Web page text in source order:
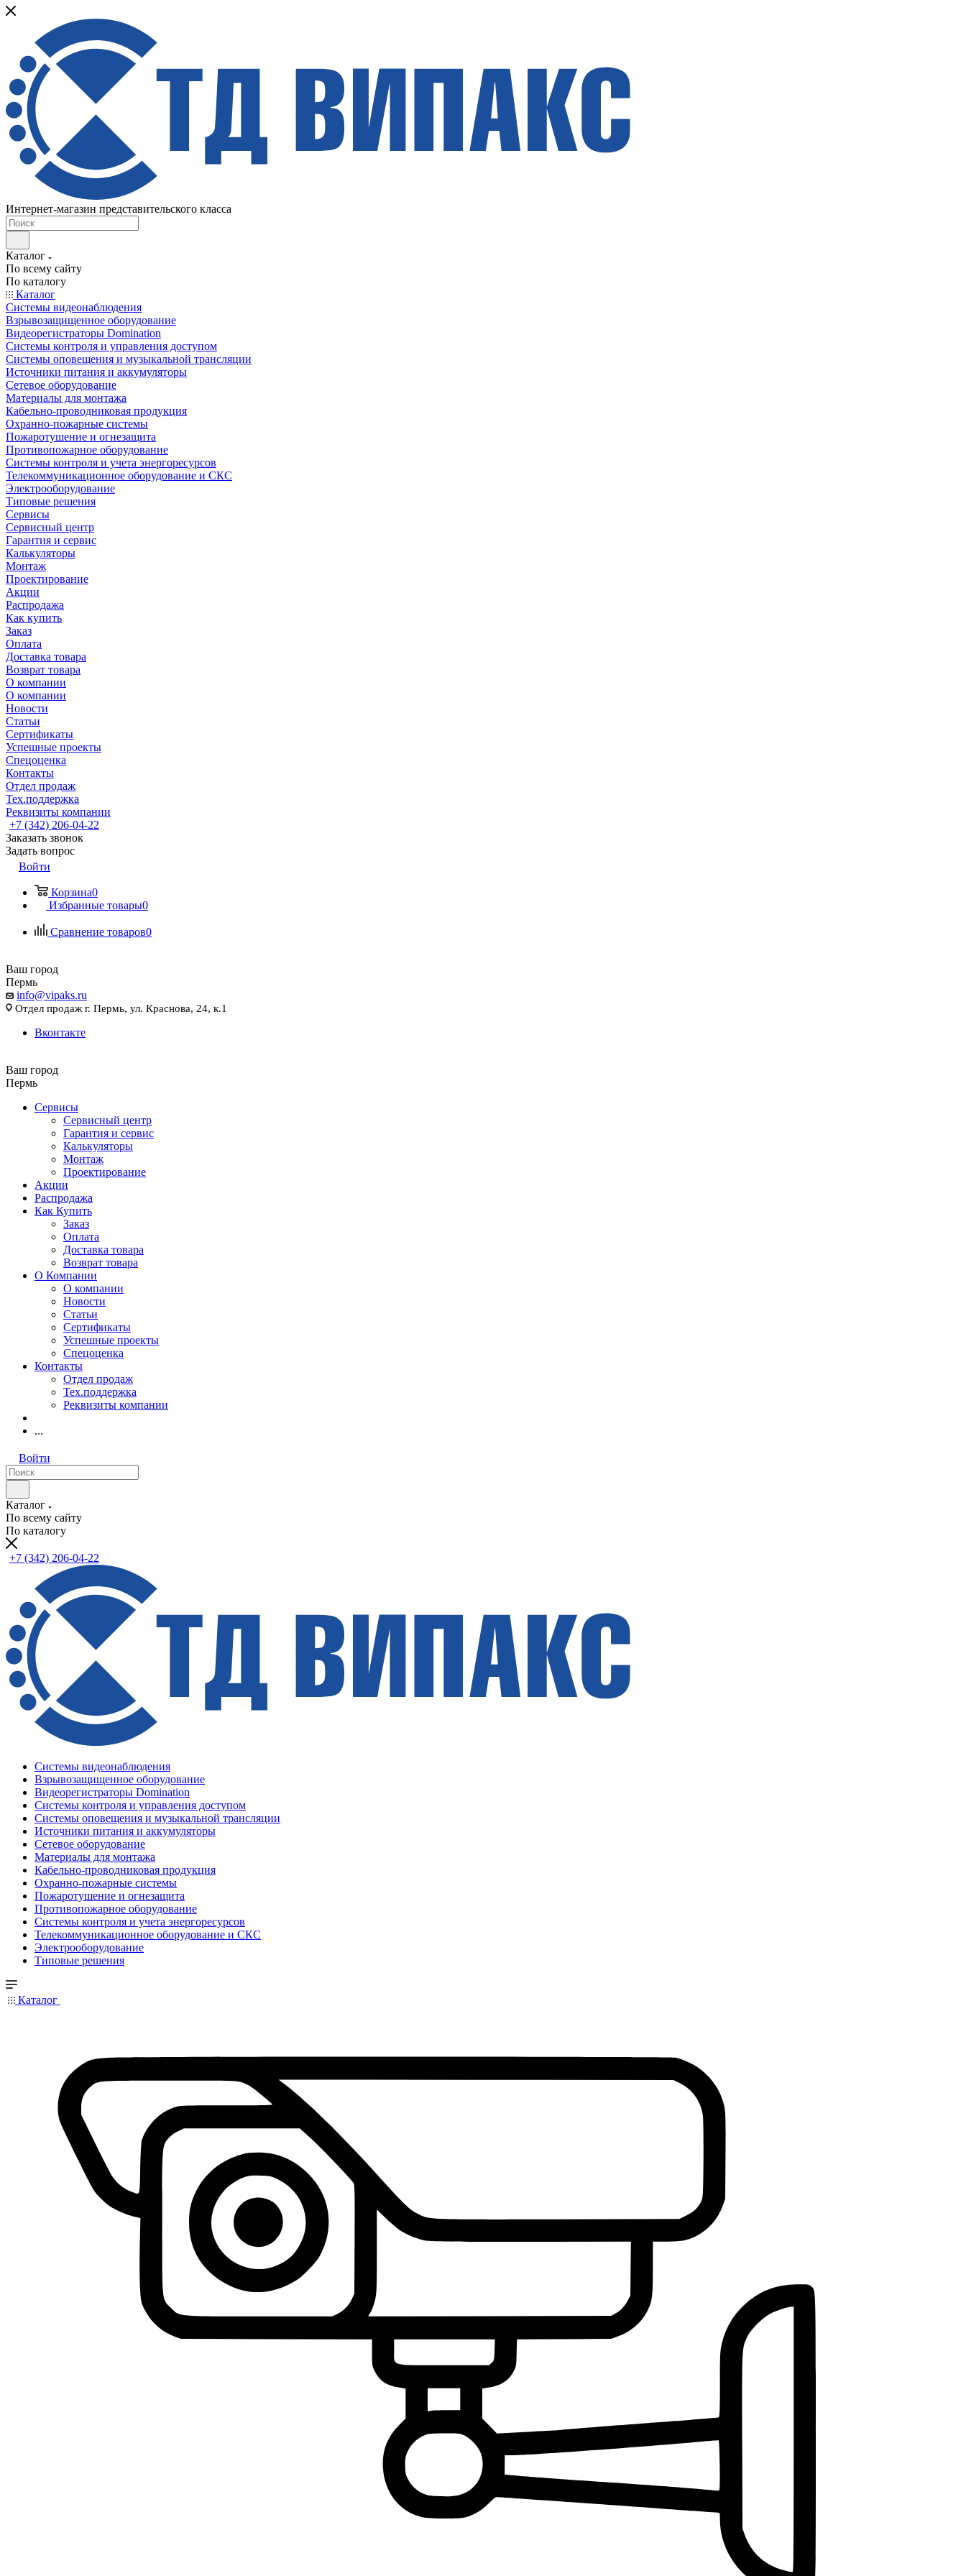
Интернет-магазин представительского класса
Каталог
По всему сайту
По каталогу
Каталог
Системы видеонаблюдения
Взрывозащищенное оборудование
Видеорегистраторы Domination
Системы контроля и управления доступом
Системы оповещения и музыкальной трансляции
Источники питания и аккумуляторы
Сетевое оборудование
Материалы для монтажа
Кабельно-проводниковая продукция
Охранно-пожарные системы
Пожаротушение и огнезащита
Противопожарное оборудование
Системы контроля и учета энергоресурсов
Телекоммуникационное оборудование и СКС
Электрооборудование
Типовые решения
Сервисы
Сервисный центр
Гарантия и сервис
Калькуляторы
Монтаж
Проектирование
Акции
Распродажа
Как купить
Заказ
Оплата
Доставка товара
Возврат товара
О компании
О компании
Новости
Статьи
Сертификаты
Успешные проекты
Спецоценка
Контакты
Отдел продаж
Тех.поддержка
Реквизиты компании
+7 (342) 206-04-22
Заказать звонок
Задать вопрос
Войти
Корзина0
Избранные товары0
Сравнение товаров0
Ваш город
Пермь
info@vipaks.ru
Отдел продаж г. Пермь, ул. Краснова, 24, к.1
Вконтакте
Ваш город
Пермь
Сервисы
Сервисный центр
Гарантия и сервис
Калькуляторы
Монтаж
Проектирование
Акции
Распродажа
Как Купить
Заказ
Оплата
Доставка товара
Возврат товара
О Компании
О компании
Новости
Статьи
Сертификаты
Успешные проекты
Спецоценка
Контакты
Отдел продаж
Тех.поддержка
Реквизиты компании
...
Войти
Каталог
По всему сайту
По каталогу
+7 (342) 206-04-22
Системы видеонаблюдения
Взрывозащищенное оборудование
Видеорегистраторы Domination
Системы контроля и управления доступом
Системы оповещения и музыкальной трансляции
Источники питания и аккумуляторы
Сетевое оборудование
Материалы для монтажа
Кабельно-проводниковая продукция
Охранно-пожарные системы
Пожаротушение и огнезащита
Противопожарное оборудование
Системы контроля и учета энергоресурсов
Телекоммуникационное оборудование и СКС
Электрооборудование
Типовые решения
Каталог